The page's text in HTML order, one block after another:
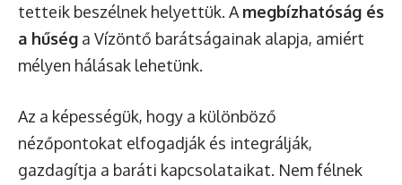
tetteik beszélnek helyettük. A megbízhatóság és
a hűség a Vízöntő barátságainak alapja, amiért
mélyen hálásak lehetünk.
Az a képességük, hogy a különböző
nézőpontokat elfogadják és integrálják,
gazdagítja a baráti kapcsolataikat. Nem félnek